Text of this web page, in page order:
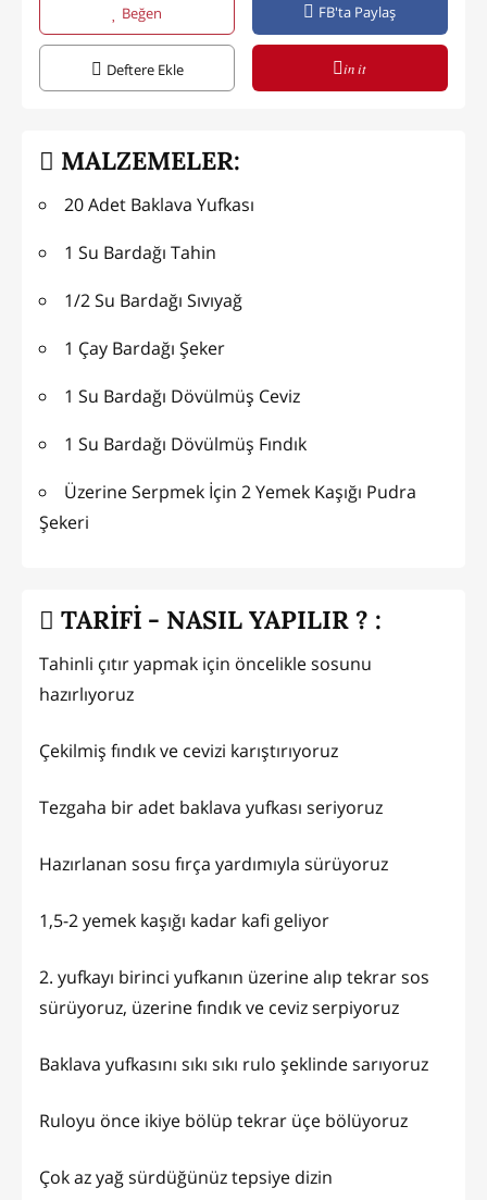
Beğen FB'ta Paylaş
Deftere Ekle in it
MALZEMELER:
20 Adet Baklava Yufkası
1 Su Bardağı Tahin
1/2 Su Bardağı Sıvıyağ
1 Çay Bardağı Şeker
1 Su Bardağı Dövülmüş Ceviz
1 Su Bardağı Dövülmüş Fındık
Üzerine Serpmek İçin 2 Yemek Kaşığı Pudra
Şekeri
TARİFİ - NASIL YAPILIR ? :
Tahinli çıtır yapmak için öncelikle sosunu
hazırlıyoruz
Çekilmiş fındık ve cevizi karıştırıyoruz
Tezgaha bir adet baklava yufkası seriyoruz
Hazırlanan sosu fırça yardımıyla sürüyoruz
1,5-2 yemek kaşığı kadar kafi geliyor
2. yufkayı birinci yufkanın üzerine alıp tekrar sos
sürüyoruz, üzerine fındık ve ceviz serpiyoruz
Baklava yufkasını sıkı sıkı rulo şeklinde sarıyoruz
Ruloyu önce ikiye bölüp tekrar üçe bölüyoruz
Çok az yağ sürdüğünüz tepsiye dizin